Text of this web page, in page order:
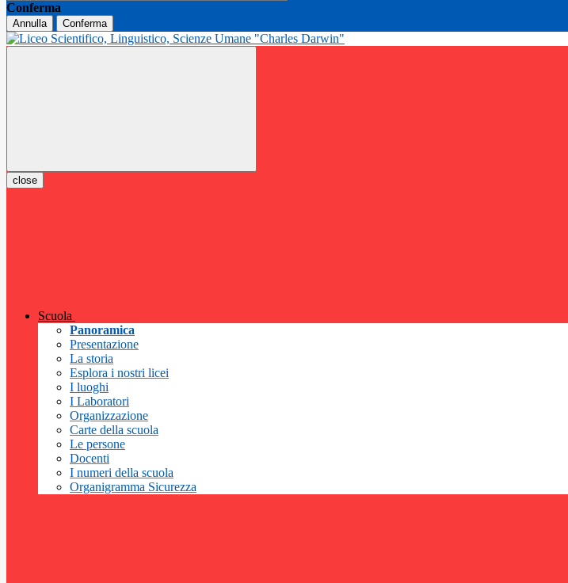
Conferma
Annulla Conferma
close
Scuola
Panoramica
Presentazione
La storia
Esplora i nostri licei
I luoghi
I Laboratori
Organizzazione
Carte della scuola
Le persone
Docenti
I numeri della scuola
Organigramma Sicurezza